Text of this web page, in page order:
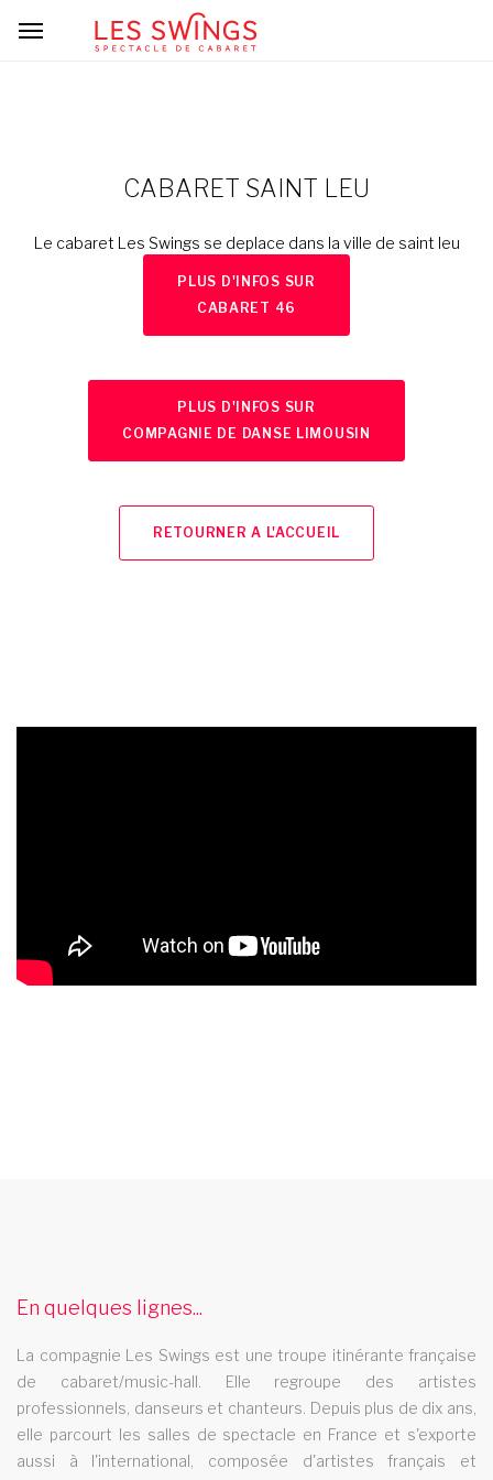
CABARET SAINT LEU
Le cabaret Les Swings se deplace dans la ville de saint leu
PLUS D'INFOS SUR
CABARET 46
PLUS D'INFOS SUR
COMPAGNIE DE DANSE LIMOUSIN
RETOURNER A L'ACCUEIL
spectacle cabaret aquitaine
Le spectacle cabaret Les Swings se deplace dans la region
aquitaine
compagnie de danse picardie
La compagnie de danse Les Swings se deplace dans la region
En quelques lignes...
La compagnie Les Swings est une troupe itinérante française
de cabaret/music-hall. Elle regroupe des artistes
professionnels, danseurs et chanteurs. Depuis plus de dix ans,
elle parcourt les salles de spectacle en France et s'exporte
aussi à l'international, composée d'artistes français et